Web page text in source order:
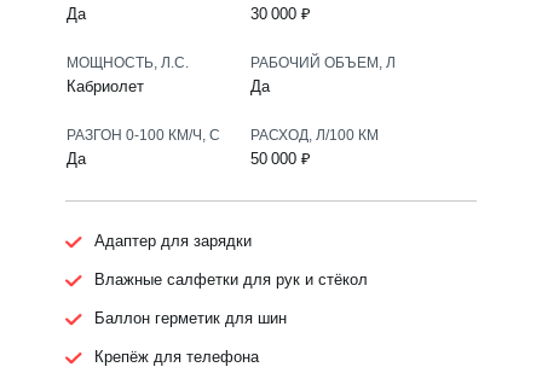
Да 30 000 ₽
МОЩНОСТЬ, Л.С.
Крепёж для телефона
Баллон герметик для шин
Влажные салфетки для рук и стёкол
Адаптер для зарядки
Кабриолет Да
РАБОЧИЙ ОБЪЕМ, Л
РАСХОД, Л/100 КМ
50 000 ₽
Да
РАЗГОН 0-100 КМ/Ч, С